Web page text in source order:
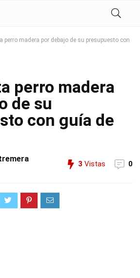
perro madera por debajo de su presupuesto con
perro madera
de su
con guía de
3 Vistas 0